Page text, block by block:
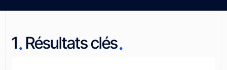
1.Résultats clés.